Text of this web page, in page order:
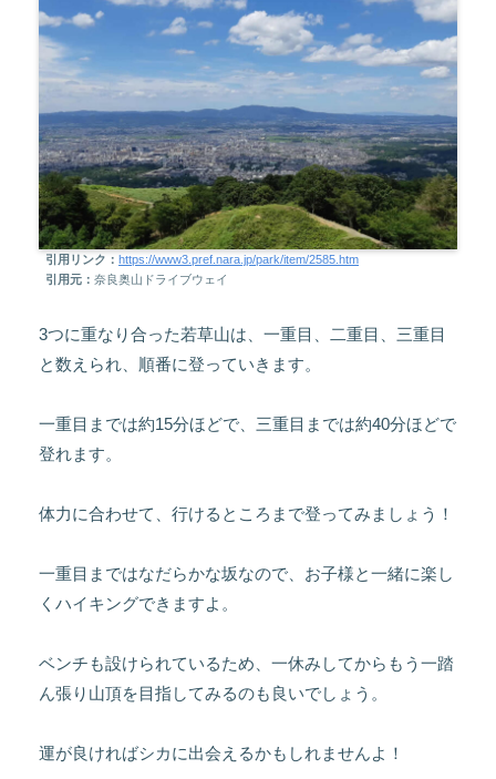
引用リンク： https://www3.pref.nara.jp/park/item/2585.htm
引用元： 奈良奥山ドライブウェイ
3つに重なり合った若草山は、一重目、二重目、三重目
と数えられ、順番に登っていきます。
一重目までは約15分ほどで、三重目までは約40分ほどで
登れます。
体力に合わせて、行けるところまで登ってみましょう！
一重目まではなだらかな坂なので、お子様と一緒に楽し
くハイキングできますよ。
ベンチも設けられているため、一休みしてからもう一踏
ん張り山頂を目指してみるのも良いでしょう。
運が良ければシカに出会えるかもしれませんよ！